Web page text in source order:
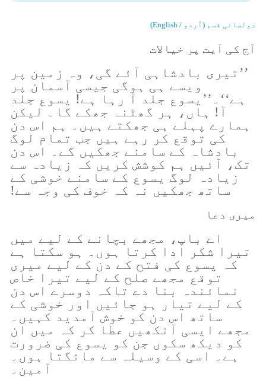
دولسانی قسم (اُردو / English)
آج کی آیت پر خیالات
’’تیری بادشاہی آئے گی، وہ زمین پر
ویسے ہی ہوگی جیسی آسمان پر
ہے‘‘۔’’یسوع جلد آ رہا ہے! یسوع جلد
آ! ہاں، ہر گھٹنہ جھکے گا۔ لیکن
ہمارے پہلے ہی جھکتے ہیں۔ ہم اس دن
کی توقع کر رہے ہیں جب تمام لوگ
بادشاہ کے سامنے جھکیں گے۔ اس دن
تک، آئیں ہم کوشش کریں کہ زیادہ سے
زیادہ لوگ یسوع کے سامنے خوشی کے
ساتھ جھکیں نہ کہ خوف کی وجہ سے!
میری دعا
اے باپ، مجھے بچانے کے لیے میں
تیرا شکر ادا کرتا ہوں۔ ہو سکتا ہے
کہ یسوع کی فتح کے دن کے لیے میری
توقع مجھے صلح کے لیے تیرا خاص
نمائندہ بنا دے تاکہ دوسرے اس دن
کے لیے تیار ہو جائیں اور خوشی کے
ساتھ اس دن کو خوش آمدید کہیں۔
مجھے ایسی آنکھیں عطا کر کہ میں ان
کو دیکھ سکوں جن کو یسوع کی ضرورت
ہے۔ اسی کے وسیلہ سے مانگتا ہوں۔
آمین۔